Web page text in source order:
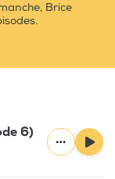
Brice
6)